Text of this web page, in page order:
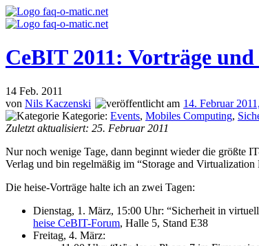
CeBIT 2011: Vorträge
14 Feb. 2011
von Nils Kaczenski
14. Februar
Kategorie: Events, Mobiles Computing,
Zuletzt aktualisiert: 25. Februar 2011
Nur noch wenige Tage, dann beginnt wieder die größte
Verlag und bin regelmäßig im “Storage and
Die heise-Vorträge halte ich an zwei Tagen:
Dienstag, 1. März, 15:00 Uhr: “Sicherheit in
heise CeBIT-Forum, Halle 5, Stand E38
Freitag, 4. März: